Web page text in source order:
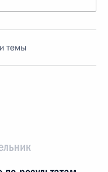
темы